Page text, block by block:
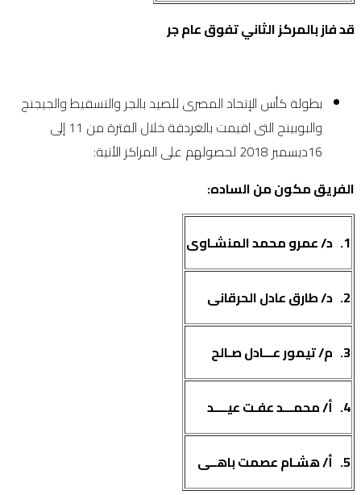
قد فاز بالمركز الثاني تفوق عام جر
بطولة كأس الإتحاد المصرى للصيد بالجر والتسقيط والجيجنج
والبوبينج التى اقيمت بالغردقة خلال الفترة من 11 إلى
16ديسمبر 2018 لحصولهم على المراكز الأتية:
الفريق مكون من الساده:
1. د/ عمرو محمد المنشـاوى
2. د/ طارق عادل الحرقانى
3. م/ تيمور عـــادل صـالح
4. أ/ محمـــد عفـت عيــــد
5. أ/ هشـام عصمت باهــى